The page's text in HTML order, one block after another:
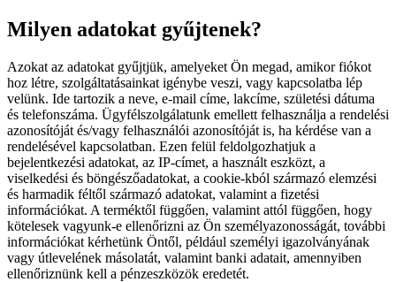
Milyen adatokat gyűjtenek?
Azokat az adatokat gyűjtjük, amelyeket Ön megad, amikor fiókot
hoz létre, szolgáltatásainkat igénybe veszi, vagy kapcsolatba lép
velünk. Ide tartozik a neve, e-mail címe, lakcíme, születési dátuma
és telefonszáma. Ügyfélszolgálatunk emellett felhasználja a rendelési
azonosítóját és/vagy felhasználói azonosítóját is, ha kérdése van a
rendelésével kapcsolatban. Ezen felül feldolgozhatjuk a
bejelentkezési adatokat, az IP-címet, a használt eszközt, a
viselkedési és böngészőadatokat, a cookie-kból származó elemzési
és harmadik féltől származó adatokat, valamint a fizetési
információkat. A terméktől függően, valamint attól függően, hogy
kötelesek vagyunk-e ellenőrizni az Ön személyazonosságát, további
információkat kérhetünk Öntől, például személyi igazolványának
vagy útlevelének másolatát, valamint banki adatait, amennyiben
ellenőriznünk kell a pénzeszközök eredetét.